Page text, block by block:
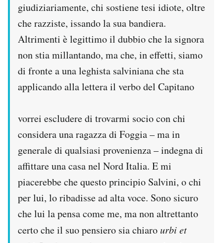
giudiziariamente, chi sostiene tesi idiote, oltre
che razziste, issando la sua bandiera.
Altrimenti è legittimo il dubbio che la signora
non stia millantando, ma che, in effetti, siamo
di fronte a una leghista salviniana che sta
applicando alla lettera il verbo del Capitano
vorrei escludere di trovarmi socio con chi
considera una ragazza di Foggia – ma in
generale di qualsiasi provenienza – indegna di
affittare una casa nel Nord Italia. E mi
piacerebbe che questo principio Salvini, o chi
per lui, lo ribadisse ad alta voce. Sono sicuro
che lui la pensa come me, ma non altrettanto
certo che il suo pensiero sia chiarourbi et